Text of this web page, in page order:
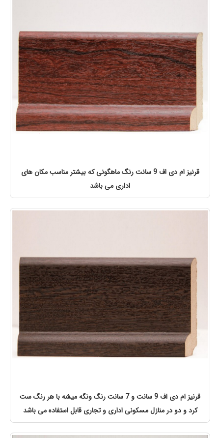
قرنیز ام دی اف 9 سانت رنگ ماهگونی که بیشتر مناسب مکان های
اداری می باشد
قرنیز ام دی اف 9 سانت و 7 سانت رنگ ونگه میشه با هر رنگ ست
کرد و دو در منازل مسکونی اداری و تجاری قابل استفاده می باشد